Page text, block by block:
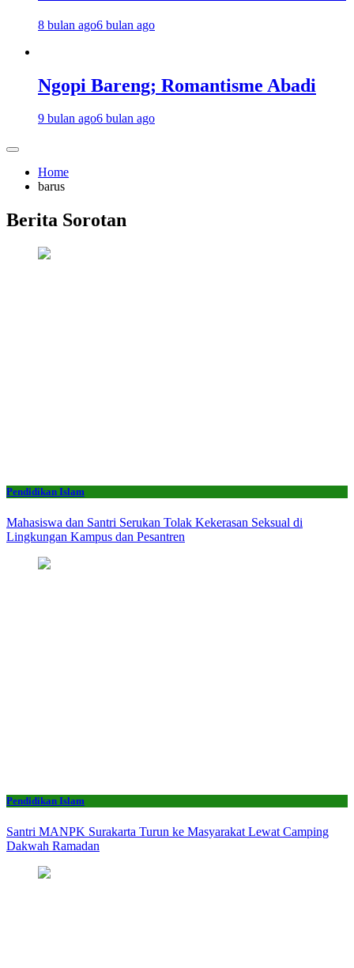
8 bulan ago6 bulan ago
Ngopi Bareng; Romantisme Abadi
9 bulan ago6 bulan ago
Home
barus
Berita Sorotan
Pendidikan Islam
Mahasiswa dan Santri Serukan Tolak Kekerasan Seksual di
Lingkungan Kampus dan Pesantren
Pendidikan Islam
Santri MANPK Surakarta Turun ke Masyarakat Lewat Camping
Dakwah Ramadan